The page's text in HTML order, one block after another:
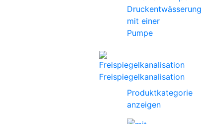
Druckentwässerung
mit einer
Pumpe
Freispiegelkanalisation
Produktkategorie
anzeigen